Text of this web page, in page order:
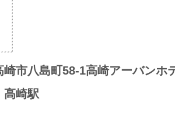
崎市八島町58-1高崎アーバンホ
高崎駅